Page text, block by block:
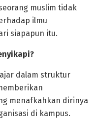
muslim tidak
ilmu
siapapun itu.
dalam struktur
menafkahkan dirinya
di kampus.